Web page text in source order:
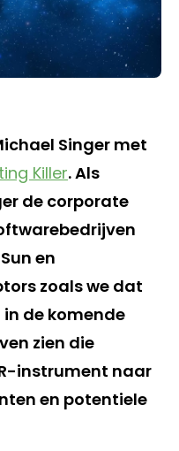
Singer met
Killer. Als
de corporate
en
zoals we dat
de komende
zien die
instrument naar
en potentiele